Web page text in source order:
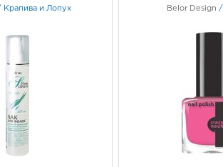
Крапива и Лопух Belor Design /